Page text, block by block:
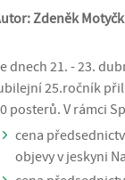
Zdeněk
dnech 21. - 23.
25.ročník
posterů. V rámci
cena
objevy v jeskyni